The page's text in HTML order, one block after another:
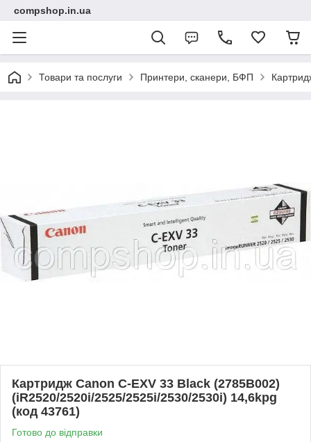
compshop.in.ua
Товари та послуги Принтери, сканери, БФП
Картридж Canon C-EXV 33 Black (2785B002)
(iR2520/2520i/2525/2525i/2530/2530i) 14,6kpg
(код 43761)
Готово до відправки